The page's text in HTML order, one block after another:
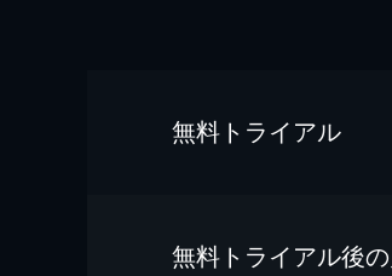
無料トライアル
無料トライアル後